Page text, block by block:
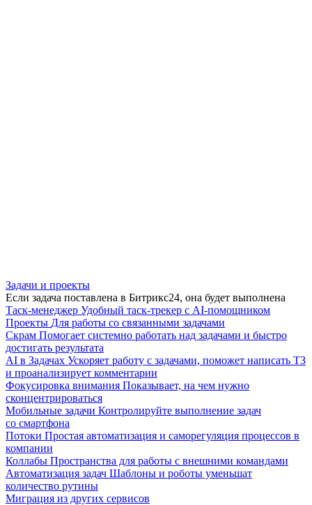
Задачи и проекты
Если задача поставлена в Битрикс24, она будет выполнена
Таск-менеджер Удобный таск-трекер с AI-помощником
Проекты Для работы со связанными задачами
Скрам Помогает системно работать над задачами и быстро
достигать результата
AI в Задачах Ускоряет работу с задачами, поможет написать ТЗ
и проанализирует комментарии
Фокусировка внимания Показывает, на чем нужно
сконцентрироваться
Мобильные задачи Контролируйте выполнение задач
со смартфона
Потоки Простая автоматизация и саморегуляция процессов в
компании
Коллабы Пространства для работы с внешними командами
Автоматизация задач Шаблоны и роботы уменьшат
количество рутины
Миграция из других сервисов